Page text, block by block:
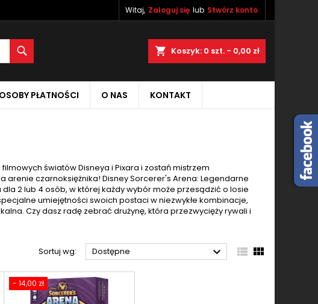
Witaj, Zaloguj się lub Stwórz konto
Koszyk 0 szt. - 0,00 zł
PŁATNOŚCI O NAS KONTAKT
światów Disneya i Pixara i zostań mistrzem
arenie czarnoksiężnika! Disney Sorcerer's Arena: Legendarne
2 lub 4 osób, w której każdy wybór może przesądzić o losie
umiejętności swoich postaci w niezwykłe kombinacje,
Czy dasz radę zebrać drużynę, która przezwycięży rywali i
Sortuj wg: Dostępne   
- 14,00 zł
życzeń.